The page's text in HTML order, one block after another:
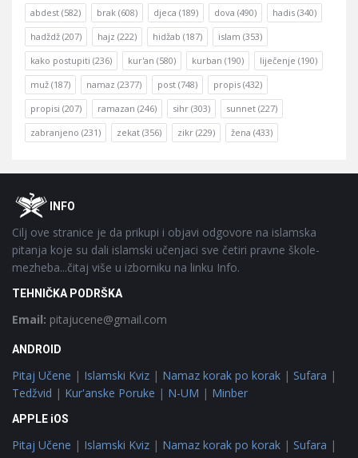
abdest (582) brak (608) djeca (189) dova (490) hadis (340)
hadždž (207) hajz (222) hidžab (187) islam (353)
kako postupiti (236) kur'an (580) kurban (190) liječenje (190)
muž (187) namaz (2377) post (748) propis (432)
propisi (207) ramazan (246) sihr (303) sunnet (227)
zabranjeno (231) zekat (356) zikr (229) žena (433)
FooterOINFO
Cilj ove stranice je da prikupi i objavi odgovore na islamska
pitanja koje su dali islamski učenjaci sve četiri pravne škole-
mezheba...čitaj više u izborniku na linku Info.
TEHNIČKA PODRŠKA
Email: pitajucene@gmail.com
ANDROID
Pitaj Učene | Islamski Kviz | Namaz korak po korak | Sufara |
Tedžvid | Kur'anske Poruke | N-UM | Minber
APPLE iOS
Pitaj Učene | Islamski Kviz | Namaz korak po korak | Sufara |